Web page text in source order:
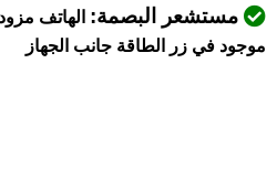
مستشعر البصمة: الهاتف
موجود في زر الطاقة جانب الجهاز